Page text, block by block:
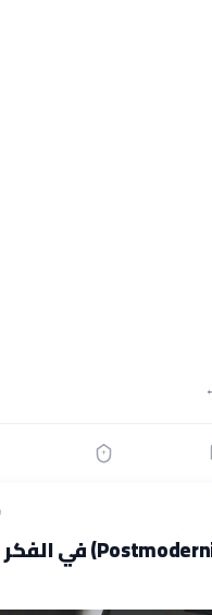
أسئلة شارحة: مفهوم ما بعد الحداثة (Postmodernism) في الفكر